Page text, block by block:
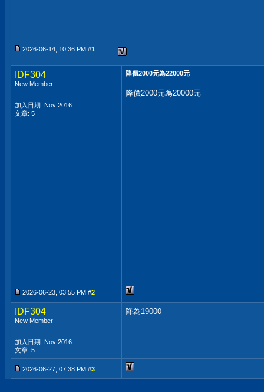
2026-06-14, 10:36 PM #1
IDF304
New Member
加入日期: Nov 2016
文章: 5
降價2000元為22000元
降價2000元為20000元
2026-06-23, 03:55 PM #2
IDF304
New Member
加入日期: Nov 2016
文章: 5
降為19000
2026-06-27, 07:38 PM #3